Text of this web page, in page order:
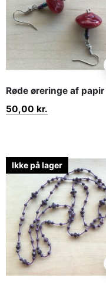
Røde øreringe af papir
50,00 kr.
Ikke på lager